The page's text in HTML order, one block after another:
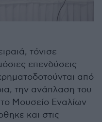
τόνισε
επενδύσεις
από
την ανάπλαση του
Μουσείο Εναλίων
και στις